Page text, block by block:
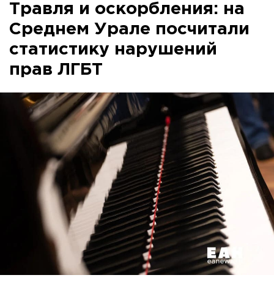
Травля и оскорбления: на
Среднем Урале посчитали
статистику нарушений
прав ЛГБТ